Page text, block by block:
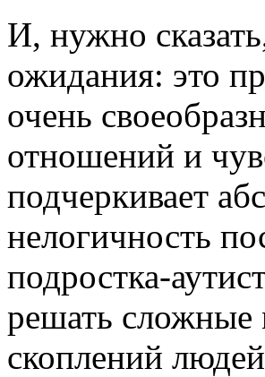
И, нужно
ожидания: это
очень
отношений и
подчеркивает
нелогичность
подростка-
решать сложные
скоплений